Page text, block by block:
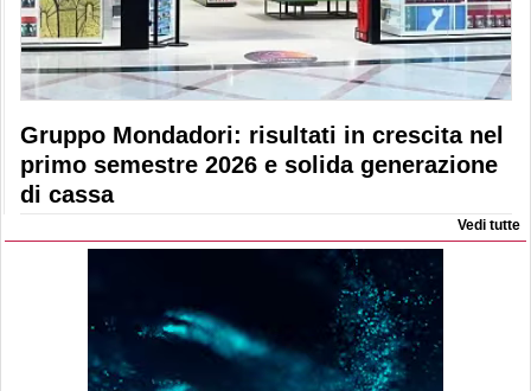
Gruppo Mondadori: risultati in crescita nel
primo semestre 2026 e solida generazione
di cassa
Vedi tutte